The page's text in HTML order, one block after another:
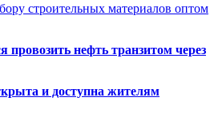
строительных материалов оптом
провозить нефть транзитом через
и доступна жителям